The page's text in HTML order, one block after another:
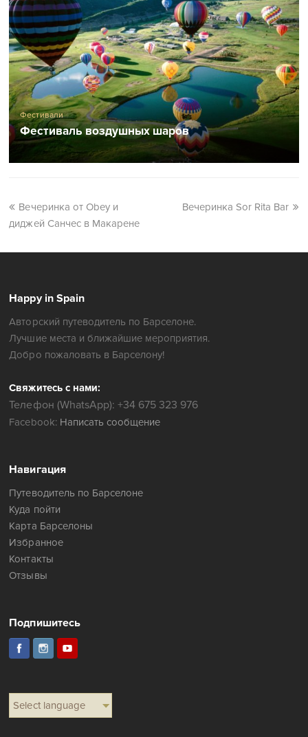
Фестивали
Фестиваль воздушных шаров
Вечеринка от Obey и
диджей Санчес в Макарене
Вечеринка Sor Rita Bar
Happy in Spain
Авторский путеводитель по Барселоне.
Лучшие места и ближайшие мероприятия.
Добро пожаловать в Барселону!
Свяжитесь с нами:
Телефон (WhatsApp): +34 675 323 976
Facebook: Написать сообщение
Навигация
Путеводитель по Барселоне
Куда пойти
Карта Барселоны
Избранное
Контакты
Отзывы
Подпишитесь
Select language